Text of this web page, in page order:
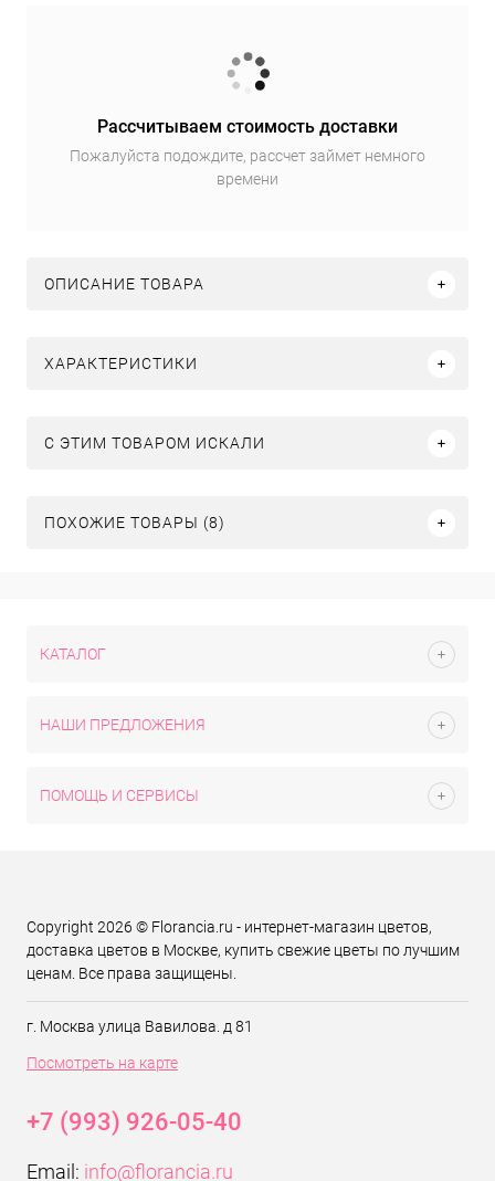
Рассчитываем стоимость доставки
Пожалуйста подождите, рассчет займет немного
времени
ОПИСАНИЕ ТОВАРА
ХАРАКТЕРИСТИКИ
C ЭТИМ ТОВАРОМ ИСКАЛИ
ПОХОЖИЕ ТОВАРЫ (8)
КАТАЛОГ
НАШИ ПРЕДЛОЖЕНИЯ
ПОМОЩЬ И СЕРВИСЫ
Copyright 2026 © Florancia.ru - интернет-магазин цветов,
доставка цветов в Москве, купить свежие цветы по лучшим
ценам. Все права защищены.
г. Москва улица Вавилова. д 81
Посмотреть на карте
+7 (993) 926-05-40
Email: info@florancia.ru